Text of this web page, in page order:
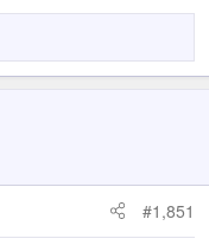
#1,851